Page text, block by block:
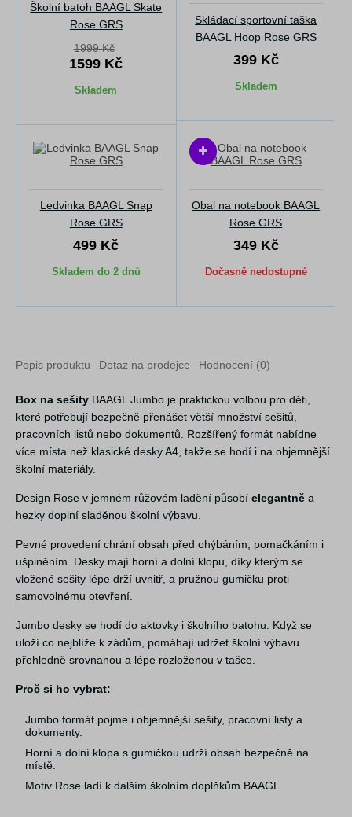
Školní batoh BAAGL Skate
Rose GRS
1999 Kč
1599 Kč
Skladem
Skládací sportovní taška
BAAGL Hoop Rose GRS
399 Kč
Skladem
Ledvinka BAAGL Snap
Rose GRS
499 Kč
Skladem do 2 dnů
Obal na notebook BAAGL
Rose GRS
349 Kč
Dočasně nedostupné
Popis produktu Dotaz na prodejce Hodnocení (0)
Box na sešity BAAGL Jumbo je praktickou volbou pro děti,
které potřebují bezpečně přenášet větší množství sešitů,
pracovních listů nebo dokumentů. Rozšířený formát nabídne
více místa než klasické desky A4, takže se hodí i na objemnější
školní materiály.
Design Rose v jemném růžovém ladění působí elegantně a
hezky doplní sladěnou školní výbavu.
Pevné provedení chrání obsah před ohýbáním, pomačkáním i
ušpiněním. Desky mají horní a dolní klopu, díky kterým se
vložené sešity lépe drží uvnitř, a pružnou gumičku proti
samovolnému otevření.
Jumbo desky se hodí do aktovky i školního batohu. Když se
uloží co nejblíže k zádům, pomáhají udržet školní výbavu
přehledně srovnanou a lépe rozloženou v tašce.
Proč si ho vybrat:
Jumbo formát pojme i objemnější sešity, pracovní listy a
dokumenty.
Horní a dolní klopa s gumičkou udrží obsah bezpečně na
místě.
Motiv Rose ladí k dalším školním doplňkům BAAGL.